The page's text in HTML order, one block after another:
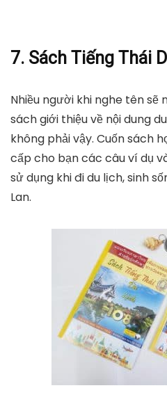
7. Sách Tiếng Thái
Nhiều người khi nghe tên sẽ
sách giới thiệu về nội dung
không phải vậy. Cuốn sách
cấp cho bạn các câu ví dụ
sử dụng khi đi du lịch, sinh
Lan.